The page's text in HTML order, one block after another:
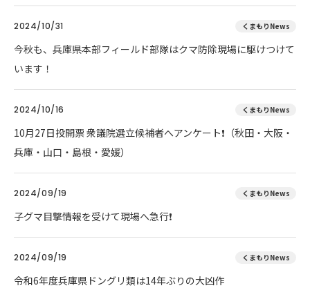
2024/10/31 くまもりNews
今秋も、兵庫県本部フィールド部隊はクマ防除現場に駆けつけて
います！
2024/10/16 くまもりNews
10月27日投開票 衆議院選立候補者へアンケート❗（秋田・大阪・
兵庫・山口・島根・愛媛）
2024/09/19 くまもりNews
子グマ目撃情報を受けて現場へ急行❗
2024/09/19 くまもりNews
令和6年度兵庫県ドングリ類は14年ぶりの大凶作